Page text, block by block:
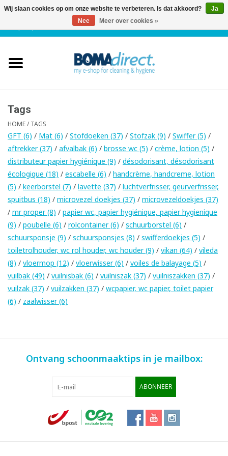
Klantenservice
Blog
Tags
HOME/TAGS
GFT (6) / Mat (6) / Stofdoeken (37) / Stofzak (9) / Swiffer(5) /
aftrekker(37) / afvalbak (6) / brosse wc (5) / crème, lotion (5) /
distributeur papier hygiénique (9) / désodorisant, désodorisant
écologique (18) / escabelle (6) / handcrème, handcreme, lotion
(5) / keerborstel (7) / lavette (37) / luchtverfrisser, geurverfrisser,
spuitbus (18) / microvezel doekjes (37) / microvezeldoekjes (37)
/ mr proper(8) / papier wc, papier hygiénique, papier hygienique
(9) / poubelle (6) / rolcontainer(6) / schuurborstel (6) /
schuursponsje (9) / schuursponsjes (8) / swifferdoekjes (5) /
toiletrolhouder, wc rol houder, wc houder(9) / vikan (64) / vileda
(8) / vloermop (12) / vloerwisser(6) / voiles de balayage (5) /
vuilbak (49) / vuilnisbak (6) / vuilniszak (37) / vuilniszakken (37) /
vuilzak (37) / vuilzakken (37) / wcpapier, wc papier, toilet papier
(6) / zaalwisser(6)
Ontvang schoonmaaktips in je mailbox:
ABONNEER
Wij slaan cookies op om onze website te verbeteren. Is dat akkoord?
Ja
Nee
Meer over cookies »